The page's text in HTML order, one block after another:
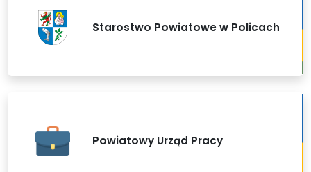
Starostwo Powiatowe w Policach
Powiatowy Urząd Pracy